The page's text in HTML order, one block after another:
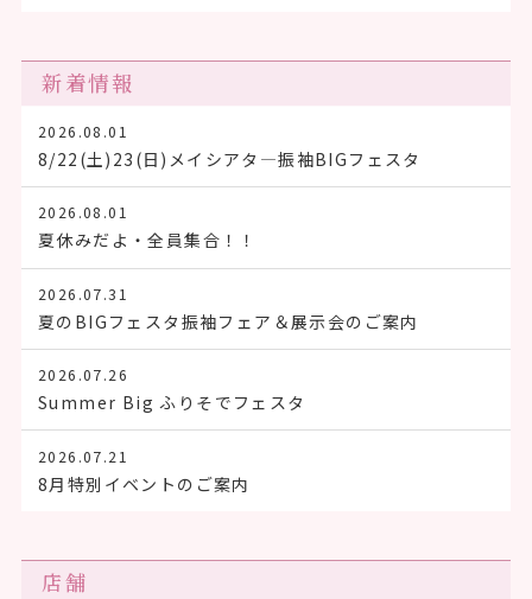
新着情報
2026.08.01
8/22(土)23(日)メイシアタ―振袖BIGフェスタ
2026.08.01
夏休みだよ・全員集合！！
2026.07.31
夏のBIGフェスタ振袖フェア＆展示会のご案内
2026.07.26
Summer Big ふりそでフェスタ
2026.07.21
8月特別イベントのご案内
店舗